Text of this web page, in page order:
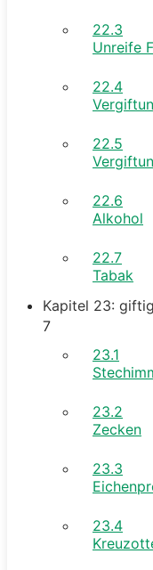
22.3
Unreife
22.4
22.5
22.6
Alkohol
22.7
Tabak
Kapitel 23:
7
23.1
23.2
Zecken
23.3
23.4